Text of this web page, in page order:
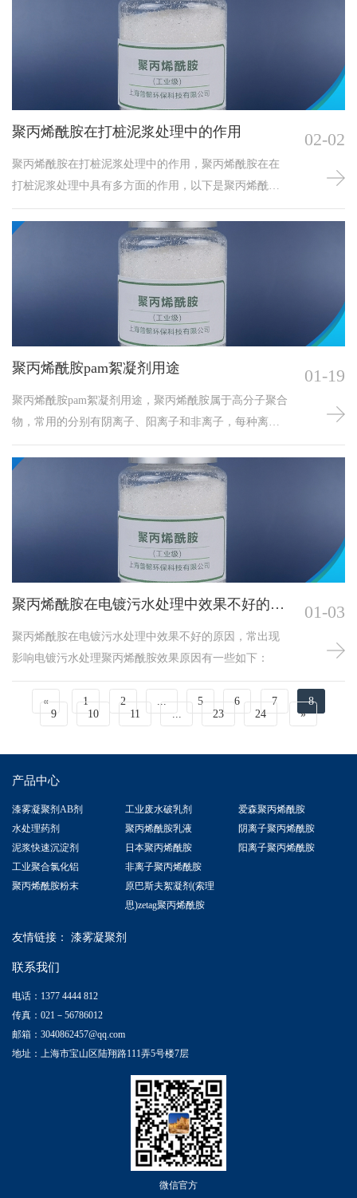
善水包油（O/W）乳液的界面张力，使污水内的胶体颗
粒失去稳定的排斥力及吸引力，从而失去稳定性而形成
絮体，更进一步通过化学桥联，达到对污水中的油水分
离及有害杂质的分离，达到回收油品、使污水得到净化
的目的，以满足后续处理工序对水质的要求或达到国家
对污水的排放要求。
聚丙烯酰胺在打桩泥浆处理中的作用
聚丙烯酰胺在打桩泥浆处理中的作用，聚丙烯酰胺在在
打桩泥浆处理中具有多方面的作用，以下是聚丙烯酰胺
在打桩泥浆处理中作用的详细介绍：
02-02
聚丙烯酰胺pam絮凝剂用途
聚丙烯酰胺pam絮凝剂用途，聚丙烯酰胺属于高分子聚合
物，常用的分别有阴离子、阳离子和非离子，每种离子
型号又细分很多种分子量与离子度，选用时要需注意，
并非所有污水处理都适用。其次，聚丙烯酰胺用于污泥
污水处理的投加用量相对少量，用量过多过少都会影响
01-19
聚丙烯酰胺在电镀污水处理中效果不好的原
聚丙烯酰胺在电镀污水处理中效果不好的原因，常出现
影响电镀污水处理聚丙烯酰胺效果原因有一些如下：
01-03
« 1 2 ... 5 6 7
8
9
10 11 ... 23 24 »
产品中心
漆雾凝聚剂AB剂
水处理药剂
泥浆快速沉淀剂
工业聚合氯化铝
聚丙烯酰胺粉末
工业废水破乳剂
聚丙烯酰胺乳液
日本聚丙烯酰胺
非离子聚丙烯酰胺
原巴斯夫絮凝剂(索理
思)zetag聚丙烯酰胺
爱森聚丙烯酰胺
阴离子聚丙烯酰胺
阳离子聚丙烯酰胺
友情链接： 漆雾凝聚剂
联系我们
电话：1377 4444 812
传真：021－56786012
邮箱：3040862457@qq.com
地址：上海市宝山区陆翔路111弄5号楼7层
微信官方